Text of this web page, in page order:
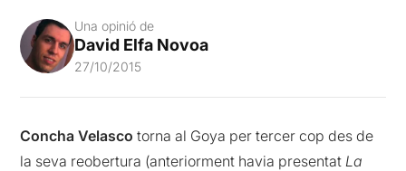
Una opinió de
David Elfa Novoa
27/10/2015
Concha Velasco torna al Goya per tercer cop des de
la seva reobertura (anteriorment havia presentat La